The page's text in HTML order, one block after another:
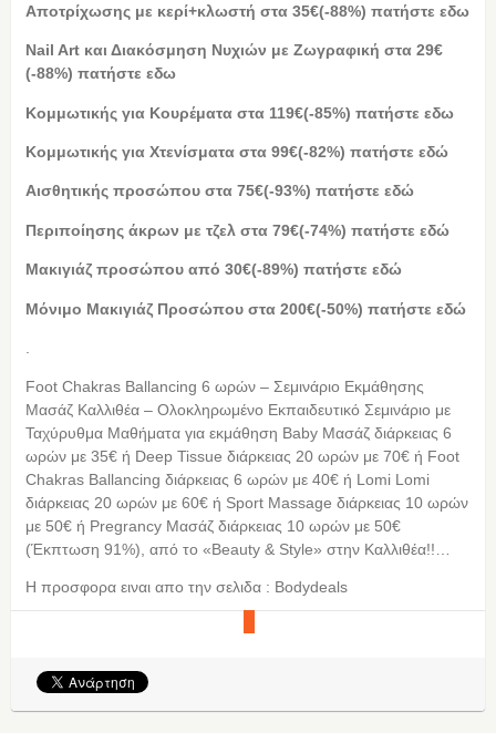
Αποτρίχωσης με κερί+κλωστή στα 35€(-88%) πατήστε εδω
Nail Art και Διακόσμηση Νυχιών με Ζωγραφική στα 29€
(-88%) πατήστε εδω
Κομμωτικής για Κουρέματα στα 119€(-85%) πατήστε εδω
Κομμωτικής για Χτενίσματα στα 99€(-82%) πατήστε εδώ
Αισθητικής προσώπου στα 75€(-93%) πατήστε εδώ
Περιποίησης άκρων με τζελ στα 79€(-74%) πατήστε εδώ
Μακιγιάζ προσώπου από 30€(-89%) πατήστε εδώ
Μόνιμο Μακιγιάζ Προσώπου στα 200€(-50%) πατήστε εδώ
Foot Chakras Ballancing 6 ωρών – Σεμινάριο Εκμάθησης
Μασάζ Καλλιθέα – Oλοκληρωμένο Eκπαιδευτικό Σεμινάριο με
Ταχύρυθμα Μαθήματα για εκμάθηση Baby Μασάζ διάρκειας 6
ωρών με 35€ ή Deep Tissue διάρκειας 20 ωρών με 70€ ή Foot
Chakras Ballancing διάρκειας 6 ωρών με 40€ ή Lomi Lomi
διάρκειας 20 ωρών με 60€ ή Sport Massage διάρκειας 10 ωρών
με 50€ ή Pregrancy Μασάζ διάρκειας 10 ωρών με 50€
(Έκπτωση 91%), από το «Beauty & Style» στην Καλλιθέα!!…
Η προσφορα ειναι απο την σελιδα : Bodydeals